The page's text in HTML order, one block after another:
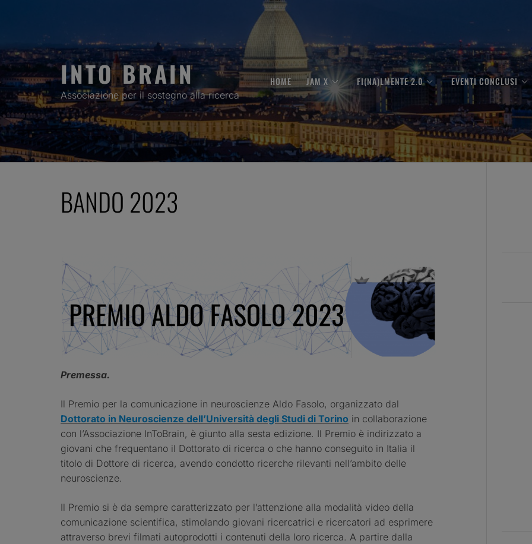
INTO BRAIN
Associazione per il sostegno alla ricerca
HOME JAM X FI(NA)LMENTE 2.0 EVENTI CONCLUSI
BANDO 2023
Premessa.
Il Premio per la comunicazione in neuroscienze Aldo Fasolo, organizzato dal
Dottorato in Neuroscienze dell’Università degli Studi di Torino in collaborazione
con l’Associazione InToBrain, è giunto alla sesta edizione. Il Premio è indirizzato a
giovani che frequentano il Dottorato di ricerca o che hanno conseguito in Italia il
titolo di Dottore di ricerca, avendo condotto ricerche rilevanti nell’ambito delle
neuroscienze.
Il Premio si è da sempre caratterizzato per l’attenzione alla modalità video della
comunicazione scientifica, stimolando giovani ricercatrici e ricercatori ad esprimere
attraverso brevi filmati autoprodotti i contenuti della loro ricerca. A partire dalla